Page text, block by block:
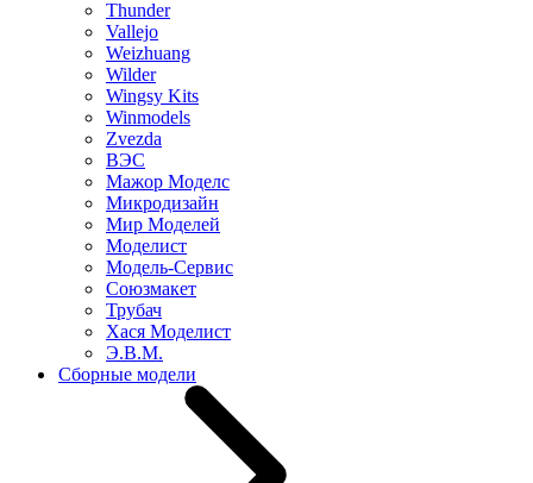
Thunder
Vallejo
Weizhuang
Wilder
Wingsy Kits
Winmodels
Zvezda
ВЭС
Мажор Моделс
Микродизайн
Мир Моделей
Моделист
Модель-Сервис
Союзмакет
Трубач
Хася Моделист
Э.В.М.
Сборные модели